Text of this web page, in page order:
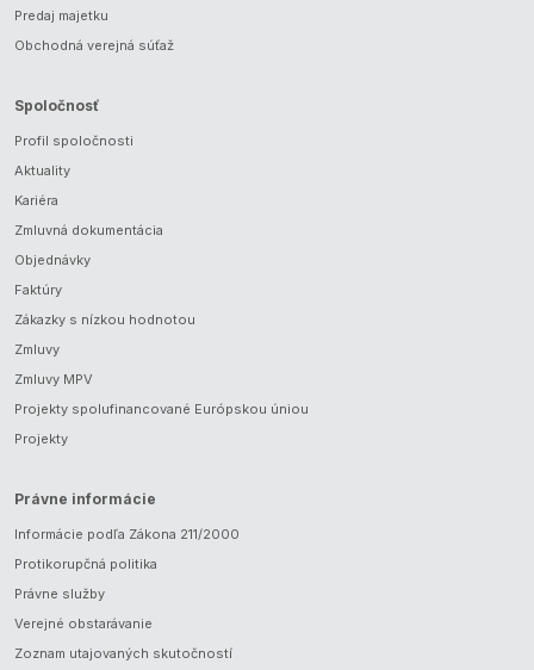
Predaj majetku
Obchodná verejná súťaž
Spoločnosť
Profil spoločnosti
Aktuality
Kariéra
Zmluvná dokumentácia
Objednávky
Faktúry
Zákazky s nízkou hodnotou
Zmluvy
Zmluvy MPV
Projekty spolufinancované Európskou úniou
Projekty
Právne informácie
Informácie podľa Zákona 211/2000
Protikorupčná politika
Právne služby
Verejné obstarávanie
Zoznam utajovaných skutočností